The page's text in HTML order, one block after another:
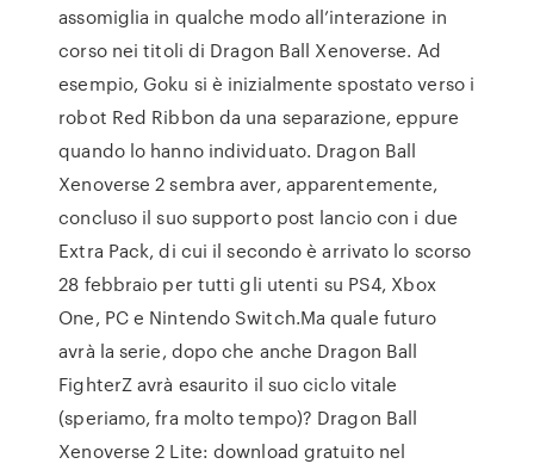
assomiglia in qualche modo all’interazione in
corso nei titoli di Dragon Ball Xenoverse. Ad
esempio, Goku si è inizialmente spostato verso i
robot Red Ribbon da una separazione, eppure
quando lo hanno individuato. Dragon Ball
Xenoverse 2 sembra aver, apparentemente,
concluso il suo supporto post lancio con i due
Extra Pack, di cui il secondo è arrivato lo scorso
28 febbraio per tutti gli utenti su PS4, Xbox
One, PC e Nintendo Switch.Ma quale futuro
avrà la serie, dopo che anche Dragon Ball
FighterZ avrà esaurito il suo ciclo vitale
(speriamo, fra molto tempo)? Dragon Ball
Xenoverse 2 Lite: download gratuito nel